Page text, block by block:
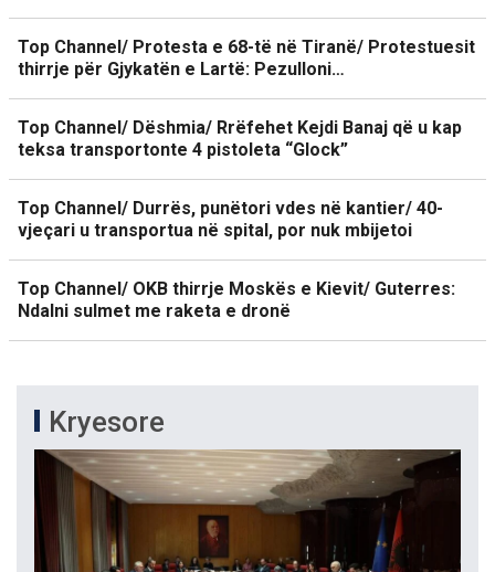
Top Channel/ Protesta e 68-të në Tiranë/ Protestuesit
thirrje për Gjykatën e Lartë: Pezulloni…
Top Channel/ Dëshmia/ Rrëfehet Kejdi Banaj që u kap
teksa transportonte 4 pistoleta “Glock”
Top Channel/ Durrës, punëtori vdes në kantier/ 40-
vjeçari u transportua në spital, por nuk mbijetoi
Top Channel/ OKB thirrje Moskës e Kievit/ Guterres:
Ndalni sulmet me raketa e dronë
Kryesore